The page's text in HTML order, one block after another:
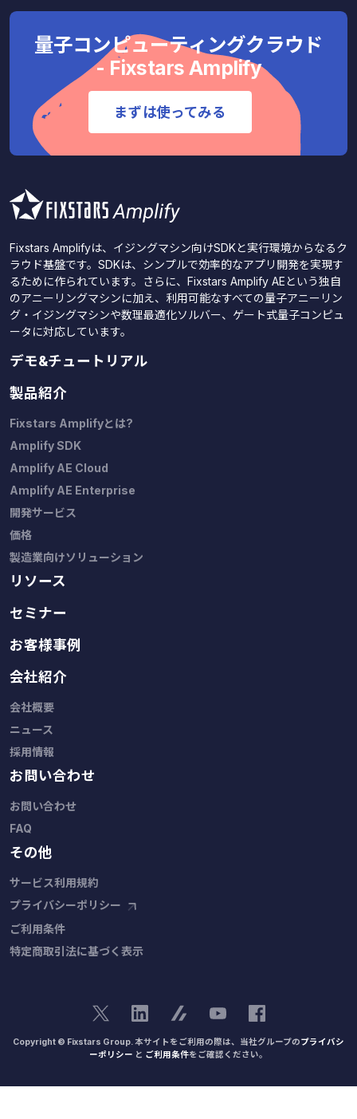
量子コンピューティングクラウド
- Fixstars Amplify
まずは使ってみる
Fixstars Amplifyは、イジングマシン向けSDKと実行環境からなるク
ラウド基盤です。SDKは、シンプルで効率的なアプリ開発を実現す
るために作られています。さらに、Fixstars Amplify AEという独自
のアニーリングマシンに加え、利用可能なすべての量子アニーリン
グ・イジングマシンや数理最適化ソルバー、ゲート式量子コンピュ
ータに対応しています。
デモ&チュートリアル
製品紹介
Fixstars Amplifyとは?
Amplify SDK
Amplify AE Cloud
Amplify AE Enterprise
開発サービス
価格
製造業向けソリューション
リソース
セミナー
お客様事例
会社紹介
会社概要
ニュース
採用情報
お問い合わせ
お問い合わせ
FAQ
その他
サービス利用規約
プライバシーポリシー
ご利用条件
特定商取引法に基づく表示
Copyright © Fixstars Group. 本サイトをご利用の際は、当社グループのプライバシ
ーポリシー と ご利用条件をご確認ください。